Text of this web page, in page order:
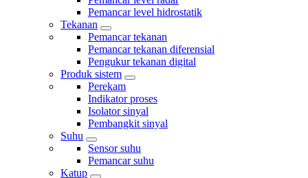
Pemancar level hidrostatik
Tekanan
Pemancar tekanan
Pemancar tekanan diferensial
Pengukur tekanan digital
Produk sistem
Perekam
Indikator proses
Isolator sinyal
Pembangkit sinyal
Suhu
Sensor suhu
Pemancar suhu
Katup